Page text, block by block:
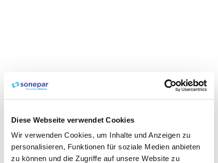
Diese Webseite verwendet Cookies
Wir verwenden Cookies, um Inhalte und Anzeigen zu
personalisieren, Funktionen für soziale Medien anbieten
zu können und die Zugriffe auf unsere Website zu